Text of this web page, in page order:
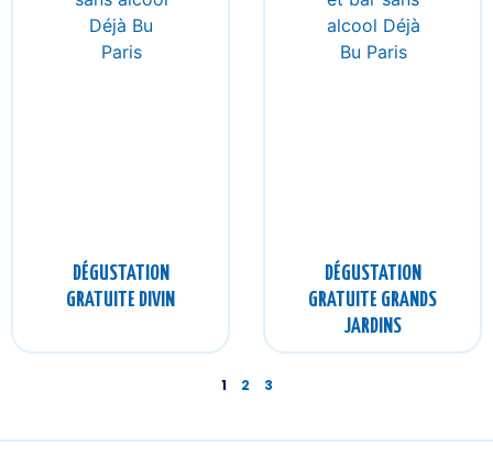
DÉGUSTATION
GRATUITE DIVIN
DÉGUSTATION
GRATUITE GRANDS
JARDINS
1 2 3